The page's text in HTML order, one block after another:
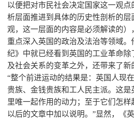
以便把对市民社会决定国家这一观
析层面推进到具体的历史性剖析的层
观，这一层面的内容是必须解读的）
重点深入英国的政治及法治等领域
纪》中就已经看到英国的工业革命
及社会关系的变革之外，还带来了新
“整个前进运动的结果是：英国人现
贵族、金钱贵族和工人民主派。这
里唯一起作用的动力；至于它们怎
以后的文章中加以说明。”显然，《